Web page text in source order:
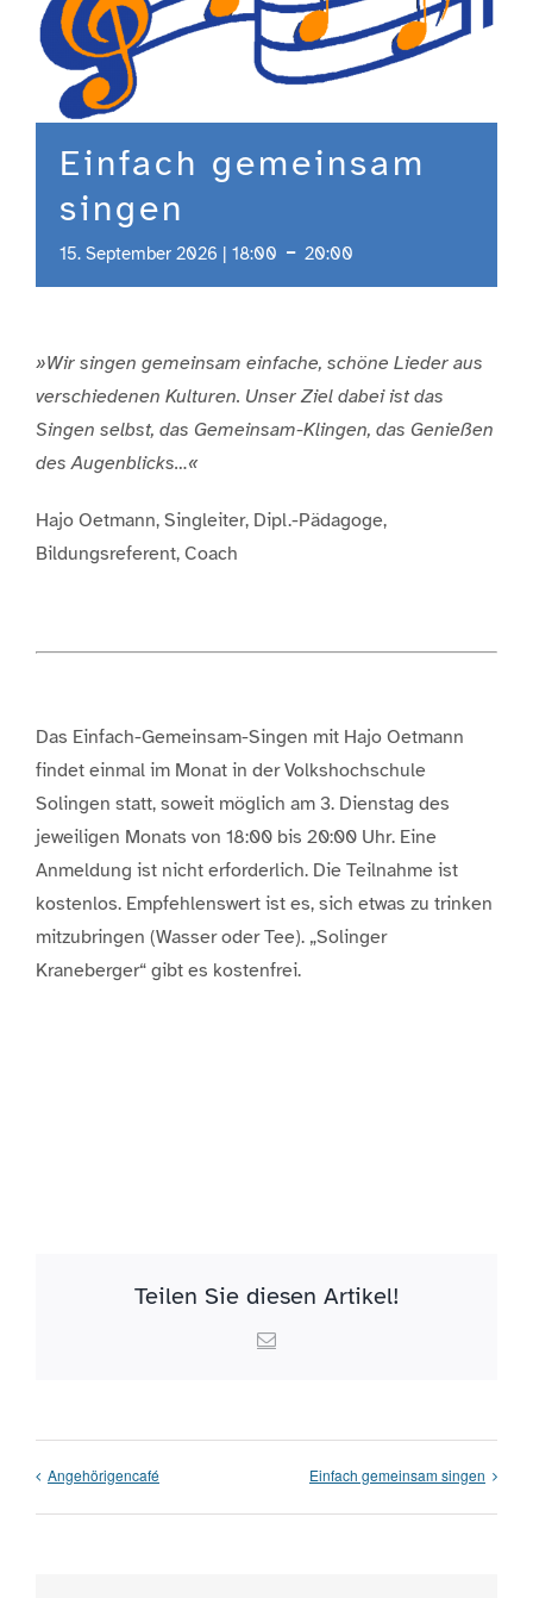
Engagement
Jobs
Einfach gemeinsam
singen
15. September 2026 | 18:00 - 20:00
»Wir singen gemeinsam einfache, schöne Lieder aus
verschiedenen Kulturen. Unser Ziel dabei ist das
Singen selbst, das Gemeinsam-Klingen, das Genießen
des Augenblicks…«
Hajo Oetmann, Singleiter, Dipl.-Pädagoge,
Bildungsreferent, Coach
Das Einfach-Gemeinsam-Singen mit Hajo Oetmann
findet einmal im Monat in der Volkshochschule
Solingen statt, soweit möglich am 3. Dienstag des
jeweiligen Monats von 18:00 bis 20:00 Uhr. Eine
Anmeldung ist nicht erforderlich. Die Teilnahme ist
kostenlos. Empfehlenswert ist es, sich etwas zu trinken
mitzubringen (Wasser oder Tee). „Solinger
Kraneberger“ gibt es kostenfrei.
Teilen Sie diesen Artikel!
Email
Angehörigencafé Einfach gemeinsam singen